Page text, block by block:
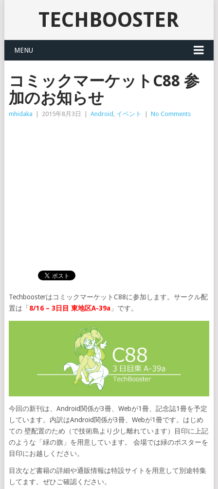
TECHBOOSTER
MENU
コミックマーケットC88 参
加のお知らせ
mhidaka 2015年8月3日 Android , イベント No Comments
TechboosterはコミックマーケットC88に参加します。サークル配
置は「 8/16 – 3日目 東地区A-39a」です。
今回の新刊は、Android関係が3冊、Webが1冊、記念誌1冊を予定
しています。内訳はAndroid関係が3冊、Webが1冊です。はじめ
ての 壁配置のため（で技術島より少し離れています）目印に上記
のような「緑の旗」を用意しています。 会場では緑のポスターを
目印にお越しください。
目次など書籍の詳細や通販情報は特設サイトを用意して別途特集
してます。ぜひご確認ください。